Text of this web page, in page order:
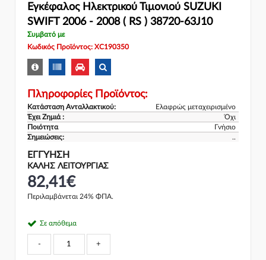
Εγκέφαλος Ηλεκτρικού Τιμονιού SUZUKI
SWIFT 2006 - 2008 ( RS ) 38720-63J10
Συμβατό με
Κωδικός Προϊόντος: XC190350
Πληροφορίες Προϊόντος:
Κατάσταση Ανταλλακτικού:
Ελαφρώς μεταχειρισμένο
Έχει Ζημιά :
Όχι
Ποιότητα
Γνήσιο
Σημειώσεις:
..
ΕΓΓΎΗΣΗ
ΚΑΛΗΣ ΛΕΙΤΟΥΡΓΙΑΣ
82,41€
Περιλαμβάνεται 24% ΦΠΑ.
Σε απόθεμα
- +